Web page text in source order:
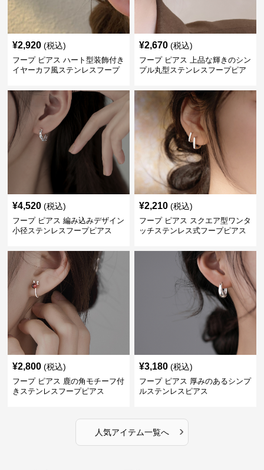
¥2,920 (税込)
フープ ピアス ハート型装飾付き
イヤーカフ風ステンレスフープ
¥2,670 (税込)
フープ ピアス 上品な輝きのシン
プル丸型ステンレスフープピア
¥4,520 (税込)
フープ ピアス 編み込みデザイン
小径ステンレスフープピアス
¥2,210 (税込)
フープ ピアス スクエア型ワンタ
ッチステンレス式フープピアス
¥2,800 (税込)
フープ ピアス 鹿の角モチーフ付
きステンレスフープピアス
¥3,180 (税込)
フープ ピアス 厚みのあるシンプ
ルステンレスピアス
人気アイテム一覧へ ›